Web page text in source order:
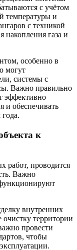
с учётом
температуры и
с техникой
накопления газа и
особенно в
могут
системы с
Важно правильно
эффективно
и обеспечивать
к
работ, проводится
Важно
внутренних
территории
провести
чтобы